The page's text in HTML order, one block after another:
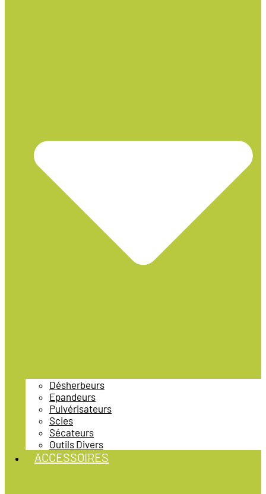
Désherbeurs
Epandeurs
Pulvérisateurs
Scies
Sécateurs
Outils Divers
ACCESSOIRES